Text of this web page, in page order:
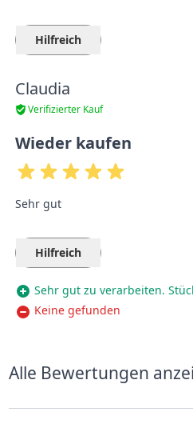
Hilfreich
Claudia
Verifizierter Kauf
Wieder kaufen
Sehr gut
Hilfreich
Sehr gut zu verarbeiten.
Keine gefunden
Alle Bewertungen